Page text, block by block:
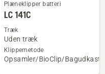
Se
flere
detaljer
om
LC 141C
Plæneklipper batteri
LC 141C
Træk
Uden træk
Klippemetode
Opsamler/BioClip/Bagudkast